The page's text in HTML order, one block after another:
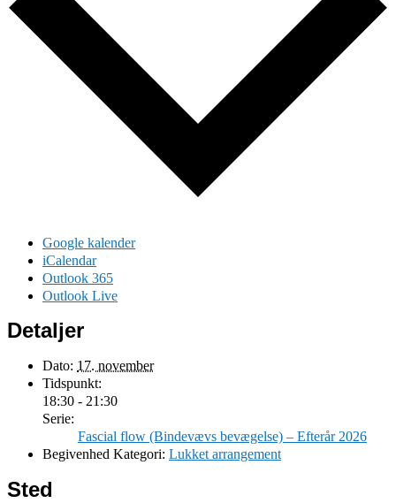
Google kalender
iCalendar
Outlook 365
Outlook Live
Detaljer
Dato: 17. november
Tidspunkt:
18:30 - 21:30
Serie:
Fascial flow (Bindevævs bevægelse) – Efterår 2026
Begivenhed Kategori: Lukket arrangement
Sted